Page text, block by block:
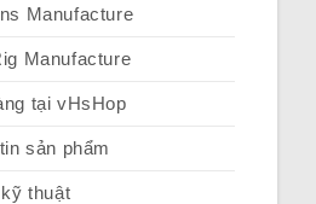
Manufacture
Manufacture
tại vHsHop
sản phẩm
thuật